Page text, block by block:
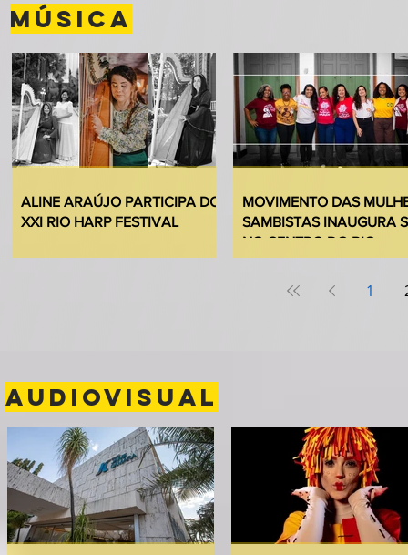
MÚSICA
ALINE ARAÚJO PARTICIPA DO
XXI RIO HARP FESTIVAL
MOVIMENTO DAS
SAMBISTAS INAUGURA
NO CENTRO DO RIO
1
AUDIOVISUAL